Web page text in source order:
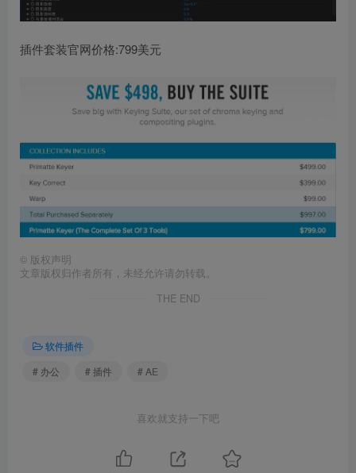
插件套装官网价格:799美元
© 版权声明
文章版权归作者所有，未经允许请勿转载。
THE END
软件插件
# 办公
# 插件 # AE
喜欢就支持一下吧